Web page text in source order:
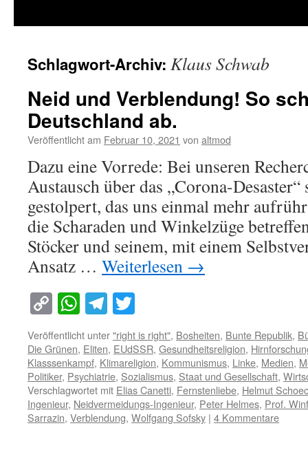
Schlagwort-Archiv: Klaus Schwab
Neid und Verblendung! So
Deutschland ab.
Veröffentlicht am Februar 10, 2021 von altmod
Dazu eine Vorrede: Bei unseren
Austausch über das „Corona-
gestolpert, das uns einmal mehr
die Scharaden und Winkelzüge
Stöcker und seinem, mit einem
Ansatz … Weiterlesen →
Copy
Link
WhatsApp
Telegram
Veröffentlicht unter"right is right", Bosheiten, Bunte Republik,
Die Grünen, Eliten, EUdSSR, Gesundheitsreligion,
Klasssenkampf, Klimareligion, Kommunismus, Linke, Medien,
Politiker, Psychiatrie, Sozialismus, Staat und Gesellschaft,
Verschlagwortet mit Elias Canetti, Fernstenliebe, Helmut
Ingenieur, Neidvermeidungs-Ingenieur, Peter Helmes, Prof.
Sarrazin, Verblendung, Wolfgang Sofsky | 4 Kommentare